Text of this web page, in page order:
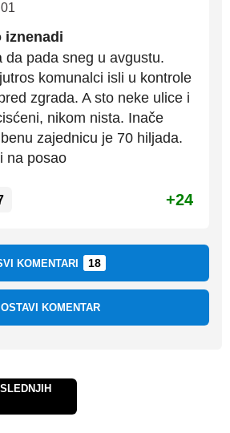
iznenadi
da pada sneg u avgustu.
komunalci isli u kontrole
zgrada. A sto neke ulice i
nikom nista. Inače
zajednicu je 70 hiljada.
na posao
+24
KOMENTARI 18
OSTAVI KOMENTAR